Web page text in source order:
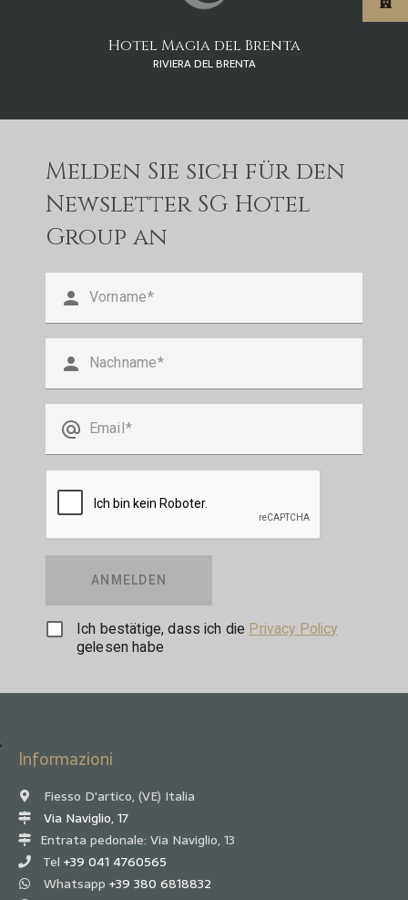
Hotel Magia del Brenta
RIVIERA DEL BRENTA
Melden Sie sich für den
Newsletter SG Hotel
Group an
person Vorname
person Nachname
alternate_email Email
ANMELDEN
Ich bestätige, dass ich die Privacy Policy
gelesen habe
Informazioni
Fiesso D'artico, (VE) Italia
Via Naviglio, 17
Entrata pedonale: Via Naviglio, 13
Tel +39 041 4760565
Whatsapp +39 380 6818832